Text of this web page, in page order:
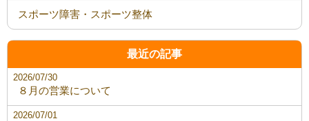
スポーツ障害・スポーツ整体
最近の記事
８月の営業について
2026/07/30
2026/07/01